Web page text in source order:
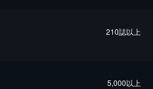
210誌以上
5,000以上